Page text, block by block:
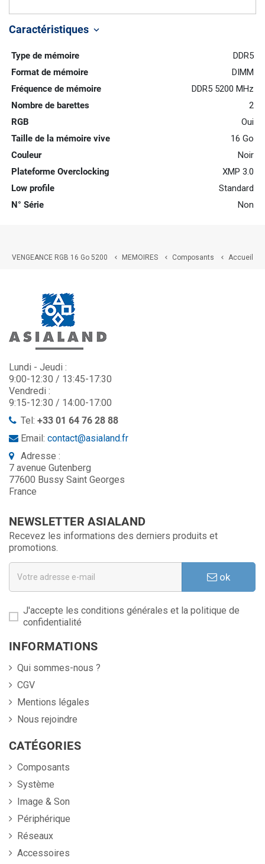
Caractéristiques keyboard_arrow_down
Type de mémoire
DDR5
Format de mémoire
DIMM
Fréquence de mémoire
DDR5 5200 MHz
Nombre de barettes
2
RGB
Oui
Taille de la mémoire vive
16 Go
Couleur
Noir
Plateforme Overclocking
XMP 3.0
Low profile
Standard
N° Série
Non
Accueil

Composants

MEMOIRES

VENGEANCE RGB 16 Go 5200
Lundi - Jeudi :
9:00-12:30 / 13:45-17:30
Vendredi :
9:15-12:30 / 14:00-17:00
Tel: +33 01 64 76 28 88
Email: contact@asialand.fr
Adresse :
7 avenue Gutenberg
77600 Bussy Saint Georges
France
NEWSLETTER ASIALAND
Recevez les informations des derniers produits et
promotions.
ok
J'accepte les conditions générales et la politique de
confidentialité
INFORMATIONS
Qui sommes-nous ?
CGV
Mentions légales
Nous rejoindre
CATÉGORIES
Composants
Système
Image & Son
Périphérique
Réseaux
Accessoires